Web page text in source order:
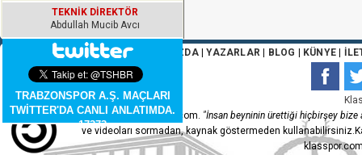
TEKNİK DİREKTÖR
Abdullah Mucib Avcı
TRABZONSPOR A.Ş. MAÇLARI
TWİTTER'DA CANLI ANLATIMDA.
17373
ANA SAYFA| HAKKIMIZDA|YAZARLAR BLOG KÜNYE|
Copyleft 2015 - klasspor.com. "İnsan beyninin ürettiği hiçbirşey bize
ve videoları sormadan, kaynak göstermeden